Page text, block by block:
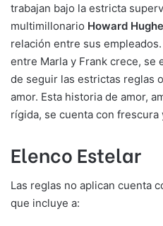
trabajan bajo la estricta
multimillonario Howard
relación entre sus
entre Marla y Frank crece, se
de seguir las estrictas reglas
amor. Esta historia de amor,
rígida, se cuenta con frescura
Elenco Estelar
Las reglas no aplican cuenta
que incluye a: